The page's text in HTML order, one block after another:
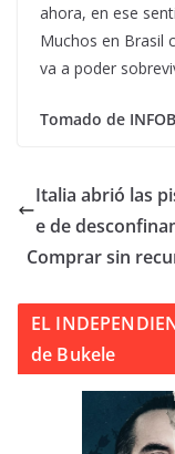
ahora, en ese
Muchos en Brasil
va a poder
Tomado de
Italia abrió las
e de
Comprar sin
EL
de Bukele